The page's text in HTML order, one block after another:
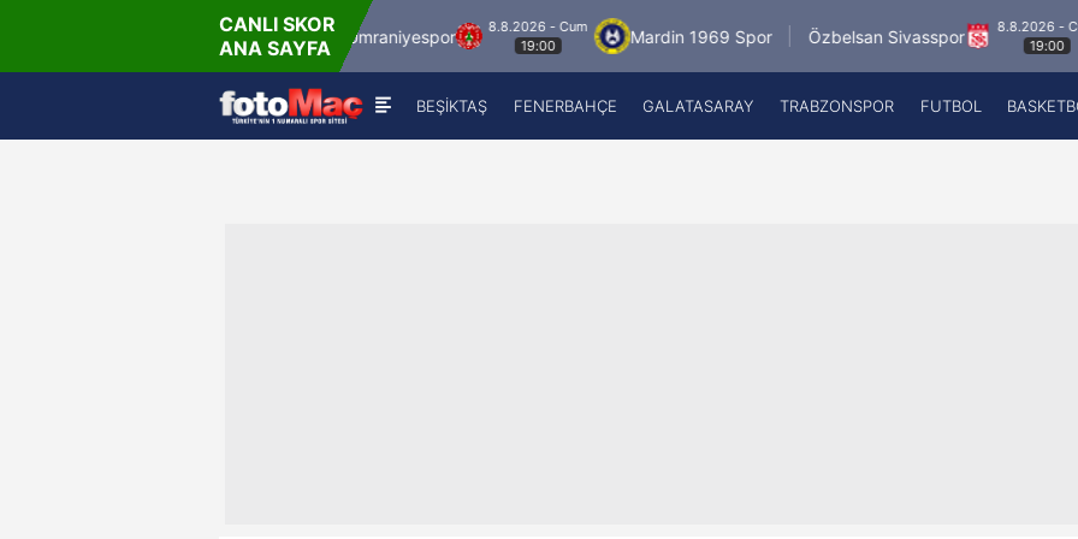
CANLI SKOR
ANA SAYFA
İstanbulspor Ümraniyespor
8.8.2026 - Cum
19:00
Mardin 1969 Spor Özbelsan Sivasspor
8.8.2026 - Cum
19:00
BEŞİKTAŞ FENERBAHÇE GALATASARAY TRABZONSPOR FUTBOL